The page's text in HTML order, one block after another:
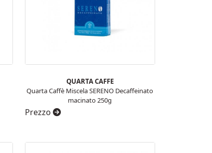
QUARTA CAFFE
Quarta Caffè Miscela SERENO Decaffeinato
macinato 250g
Prezzo